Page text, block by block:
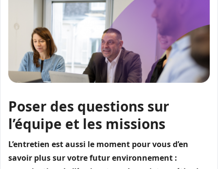
Poser des questions sur
l’équipe et les missions
L’entretien est aussi le moment pour vous d’en
savoir plus sur votre futur environnement :